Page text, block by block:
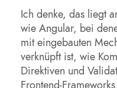
Ich denke, das liegt
wie Angular, bei
mit eingebauten
verknüpft ist, wie
Direktiven und
Frontend-